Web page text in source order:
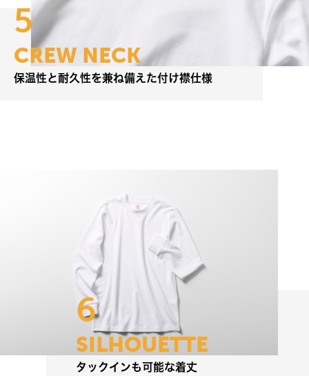
5
CREW NECK
保温性と耐久性を兼ね備えた付け襟仕様
6
SILHOUETTE
タ ックイ ンも可能な着丈